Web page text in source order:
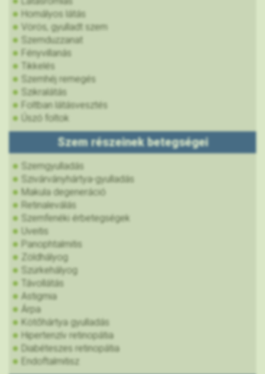
Homályos látás
Vörös, gyulladt szem
Szemduzzanat
Fényvillanás
Tikkelés
Szemhéj remegés
Szikralátás
Foltban látásvesztés
Úszó foltok
Szem részeinek betegségei
Szemgyulladás
Szivárványhártya-gyulladás
Makula degeneráció
Retinaleválás
Szemfenéki érbetegségek
Uveitis
Panophtalmitis
Zöldhályog
Szürkehályog
Távollátás
Astigmia
Árpa
Kötőhártya gyulladás
Hipertenzív retinopátia
Diabéteszes retinopátia
Endoftalmitisz